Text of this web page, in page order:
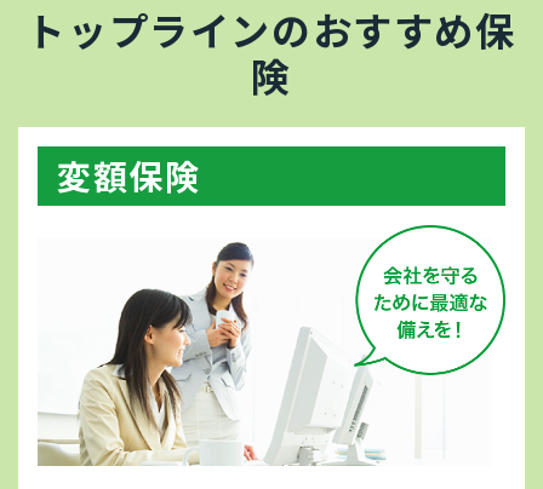
トップラインのおすすめ保
険
変額保険